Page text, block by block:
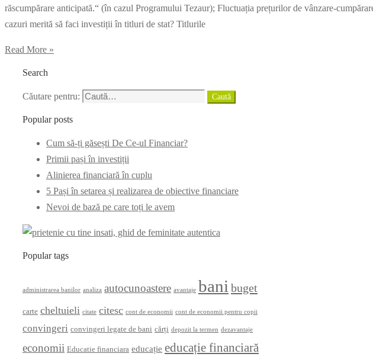
răscumpărare anticipată.“ (în cazul Programului Tezaur); Fluctuația prețurilor de vânzare-
cazuri merită să faci investiții în titluri de stat? Titlurile
Read More »
Search
Căutare pentru: Caută
Popular posts
Cum să-ți găsești De Ce-ul Financiar?
Primii pași în investiții
Alinierea financiară în cuplu
5 Pași în setarea și realizarea de obiective financiare
Nevoi de bază pe care toți le avem
Popular tags
administrarea banilor analiza autocunoastere avantaje bani buget
carte cheltuieli citate citesc cont de economii cont de economii pentru copii
convingeri convingeri legate de bani cărți depozit la termen dezavantaje
economii Educatie financiara educație educație financiară